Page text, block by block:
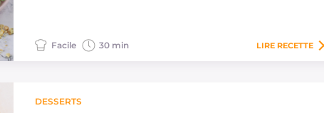
Facile 30 min LIRE RECETTE
DESSERTS